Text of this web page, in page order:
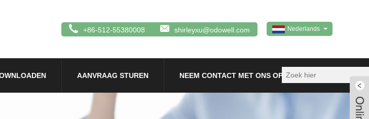
Nederlands
+86-512-55380008 shirleyxu@odowell.com
AANVRAAG STUREN NEEM CONTACT MET ONS OP